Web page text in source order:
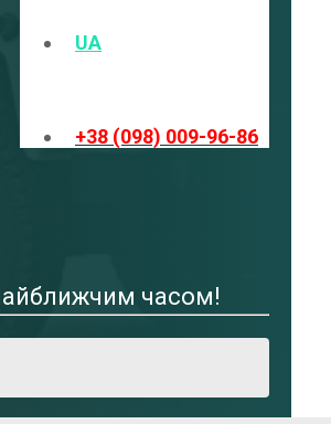
UA
+38 (098) 009-96-86
часом!